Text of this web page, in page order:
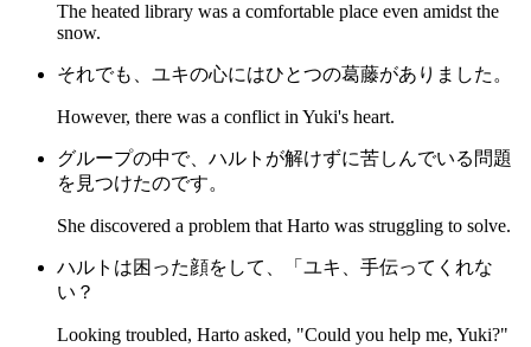
The heated library was a comfortable place even amidst the
snow.
それでも、ユキの心にはひとつの葛藤がありました。
However, there was a conflict in Yuki's heart.
グループの中で、ハルトが解けずに苦しんでいる問題
を見つけたのです。
She discovered a problem that Harto was struggling to solve.
ハルトは困った顔をして、「ユキ、手伝ってくれな
い？
Looking troubled, Harto asked, "Could you help me, Yuki?"